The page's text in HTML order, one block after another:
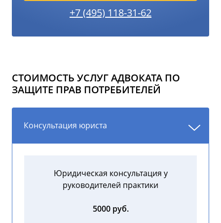
+7 (495) 118-31-62
СТОИМОСТЬ УСЛУГ АДВОКАТА ПО
ЗАЩИТЕ ПРАВ ПОТРЕБИТЕЛЕЙ
Консультация юриста
Юридическая консультация у
руководителей практики
5000 руб.